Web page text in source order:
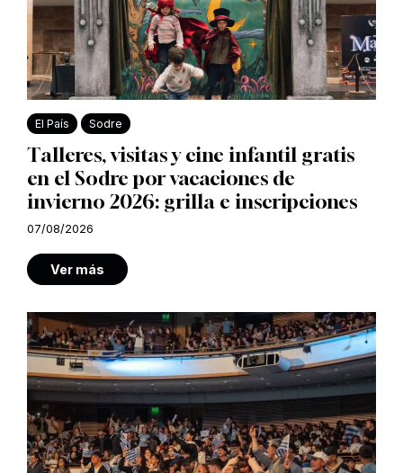
El País Sodre
Talleres, visitas y cine infantil gratis
en el Sodre por vacaciones de
invierno 2026: grilla e inscripciones
07/08/2026
Ver más